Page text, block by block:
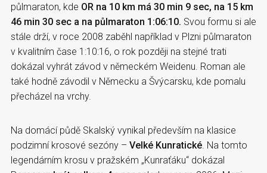
půlmaraton, kde OR na 10 km má 30 min 9 sec, na 15 km
46 min 30 sec a na půlmaraton 1:06:10. Svou formu si ale
stále drží, v roce 2008 zaběhl například v Plzni půlmaraton
v kvalitním čase 1:10:16, o rok později na stejné trati
dokázal vyhrát závod v německém Weidenu. Roman ale
také hodně závodil v Německu a Švýcarsku, kde pomalu
přecházel na vrchy.
Na domácí půdě Skalský vynikal především na klasice
podzimní krosové sezóny – Velké Kunratické . Na tomto
legendárním krosu v pražském „Kunraťáku“ dokázal